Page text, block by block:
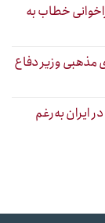
خطاب به
مذهبی وزیر دفاع
ایران به‌رغم